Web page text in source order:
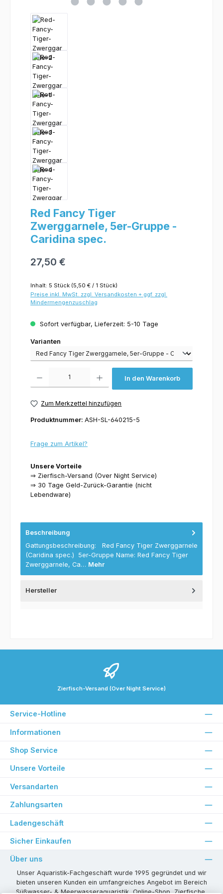
Red Fancy Tiger
Zwerggarnele, 5er-Gruppe -
Caridina spec.
27,50 €
Inhalt: 5 Stück (5,50 € / 1 Stück)
Preise inkl. MwSt. zzgl. Versandkosten + ggf. zzgl.
Mindermengenzuschlag
Sofort verfügbar, Lieferzeit: 5-10 Tage
Varianten
Varianten
In den Warenkorb
Zum Merkzettel hinzufügen
Produktnummer: ASH-SL-640215-5
Frage zum Artikel?
Unsere Vorteile
⇒ Zierfisch-Versand (Over Night Service)
⇒ 30 Tage Geld-Zurück-Garantie (nicht
Lebendware)
Beschreibung
Gattungsbeschreibung: Red Fancy Tiger Zwerggarnele
(Caridina spec.) 5er-Gruppe Name: Red Fancy Tiger
Zwerggarnele, Ca… Mehr
Hersteller
Zierfisch-Versand (Over Night Service)
Service-Hotline
Informationen
Shop Service
Unsere Vorteile
Versandarten
Zahlungsarten
Ladengeschäft
Sicher Einkaufen
Über uns
Unser Aquaristik-Fachgeschäft wurde 1995 gegründet und wir
bieten unseren Kunden ein umfangreiches Angebot im Bereich
Süßwasser- & Meerwasseraquaristik, Online-Shop, Zierfische,